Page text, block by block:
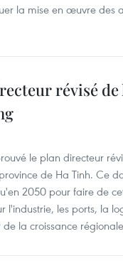
la mise en œuvre des
révisé de
le plan directeur
de Ha Tinh. Ce
2050 pour faire de
les ports, la
la croissance